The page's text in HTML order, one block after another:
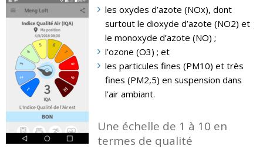
les oxydes d’azote (NOx), dont
surtout le dioxyde d’azote (NO2) et
le monoxyde d’azote (NO) ;
l’ozone (O3) ; et
les particules fines (PM10) et très
fines (PM2,5) en suspension dans
l’air ambiant.
Une échelle de 1 à 10 en
termes de qualité